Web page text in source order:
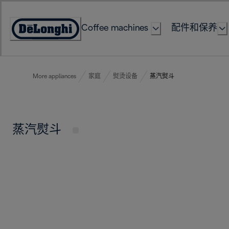
Content
Accessibility
Coffee machines 配件和保养
More appliances 家庭 熨烫设备 蒸汽熨斗
蒸汽熨斗